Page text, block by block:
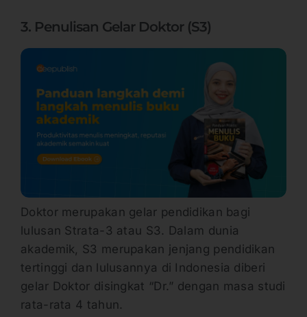
3. Penulisan Gelar Doktor (S3)
Doktor merupakan gelar pendidikan bagi
lulusan Strata-3 atau S3. Dalam dunia
akademik, S3 merupakan jenjang pendidikan
tertinggi dan lulusannya di Indonesia diberi
gelar Doktor disingkat “Dr.” dengan masa studi
rata-rata 4 tahun.